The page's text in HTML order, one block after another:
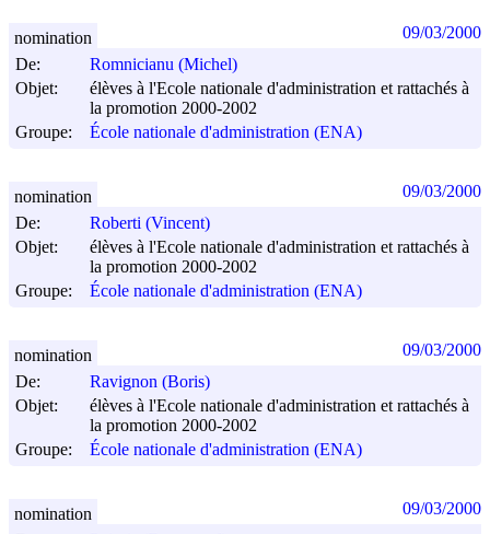
De:
Romnicianu (Michel)
Objet:
élèves à l'Ecole nationale d'administration et rattachés à
la promotion 2000-2002
Groupe:
École nationale d'administration (ENA)
nomination 09/03/2000
De:
Roberti (Vincent)
Objet:
élèves à l'Ecole nationale d'administration et rattachés à
la promotion 2000-2002
Groupe:
École nationale d'administration (ENA)
nomination 09/03/2000
De:
Ravignon (Boris)
Objet:
élèves à l'Ecole nationale d'administration et rattachés à
la promotion 2000-2002
Groupe:
École nationale d'administration (ENA)
nomination 09/03/2000
nomination 09/03/2000